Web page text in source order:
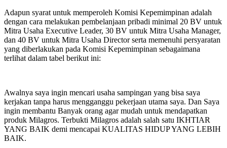
Adapun syarat untuk memperoleh Komisi Kepemimpinan adalah
dengan cara melakukan pembelanjaan pribadi minimal 20 BV untuk
Mitra Usaha Executive Leader, 30 BV untuk Mitra Usaha Manager,
dan 40 BV untuk Mitra Usaha Director serta memenuhi persyaratan
yang diberlakukan pada Komisi Kepemimpinan sebagaimana
terlihat dalam tabel berikut ini:
Awalnya saya ingin mencari usaha sampingan yang bisa saya
kerjakan tanpa harus mengganggu pekerjaan utama saya. Dan Saya
ingin membantu Banyak orang agar mudah untuk mendapatkan
produk Milagros. Terbukti Milagros adalah salah satu IKHTIAR
YANG BAIK demi mencapai KUALITAS HIDUP YANG LEBIH
BAIK.